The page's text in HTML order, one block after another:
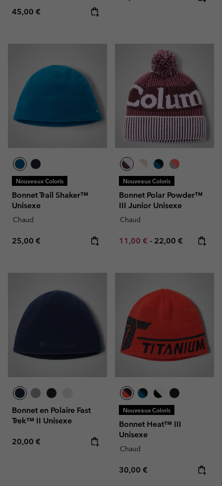
Regular price:
45,00 €
Nouveaux Coloris
Bonnet Trail Shaker™
Unisexe
Chaud
Regular price:
25,00 €
Nouveaux Coloris
Bonnet Polar Powder™
III Junior Unisexe
Chaud
Minimum sale price:
11,00 € - Maximum price:
22,00 €
Bonnet en Polaire Fast
Trek™ II Unisexe
Regular price:
20,00 €
Nouveaux Coloris
Bonnet Heat™ III
Unisexe
Chaud
Regular price:
30,00 €